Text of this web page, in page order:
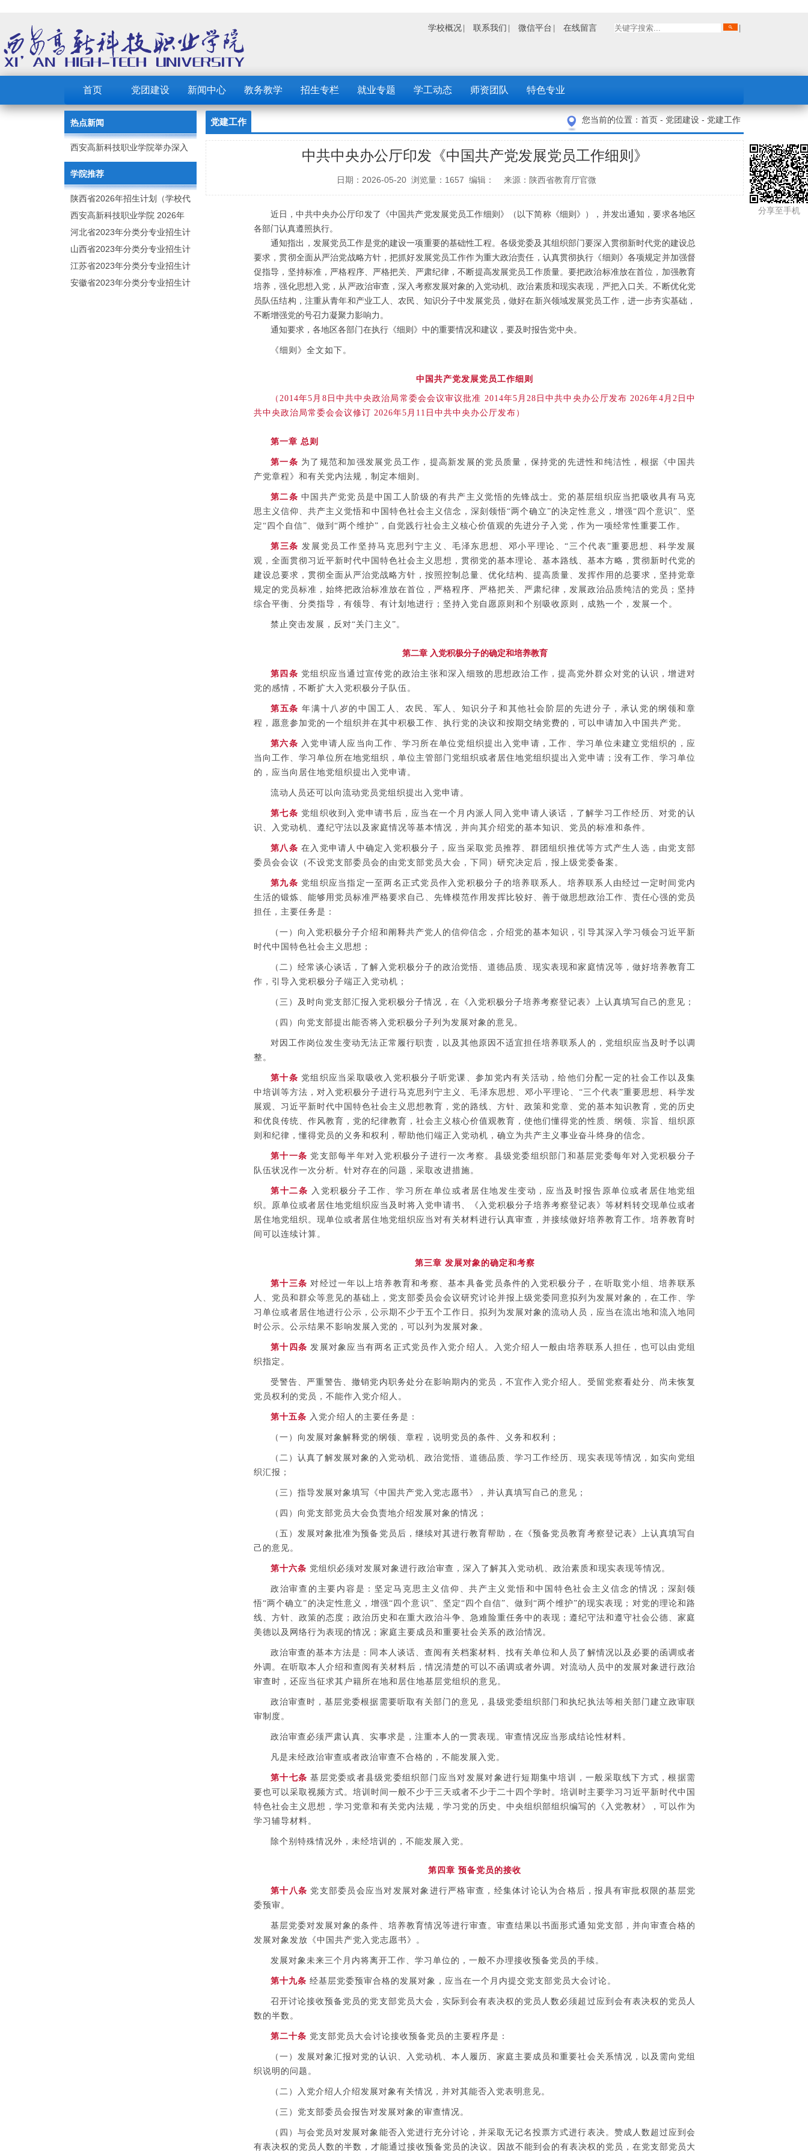
学校概况 联系我们 微信平台 在线留言
首页 党团建设 新闻中心 教务教学 招生专栏 就业专题 学工动态 师资团队 特色专业
热点新闻
西安高新科技职业学院举办深入
贯彻中央八项规定精神学习教育
读书班
学院推荐
陕西省2026年招生计划（学校代
码：8103）
西安高新科技职业学院 2026年
招生章程
河北省2023年分类分专业招生计
划（院校代号：1889）
山西省2023年分类分专业招生计
划（院校代号：5560）
江苏省2023年分类分专业招生计
划（院校代号：8931）
安徽省2023年分类分专业招生计
党建工作 您当前的位置： 首页 - 党团建设 - 党建工作
分享至手机
中共中央办公厅印发《中国共产党发展党员工作细则》
日期：2026-05-20 浏览量：1657 编辑： 来源：陕西省教育厅官微
近日，中共中央办公厅印发了《中国共产党发展党员工作细则》（以下简称《细则》），并发出通知，要求各地区
各部门认真遵照执行。
通知指出，发展党员工作是党的建设一项重要的基础性工程。各级党委及其组织部门要深入贯彻新时代党的建设总
要求，贯彻全面从严治党战略方针，把抓好发展党员工作作为重大政治责任，认真贯彻执行《细则》各项规定并加强督
促指导，坚持标准，严格程序、严格把关、严肃纪律，不断提高发展党员工作质量。要把政治标准放在首位，加强教育
培养，强化思想入党，从严政治审查，深入考察发展对象的入党动机、政治素质和现实表现，严把入口关。不断优化党
员队伍结构，注重从青年和产业工人、农民、知识分子中发展党员，做好在新兴领域发展党员工作，进一步夯实基础，
不断增强党的号召力凝聚力影响力。
通知要求，各地区各部门在执行《细则》中的重要情况和建议，要及时报告党中央。
《细则》全文如下。
中国共产党发展党员工作细则
（2014年5月8日中共中央政治局常委会会议审议批准 2014年5月28日中共中央办公厅发布 2026年4月2日中
共中央政治局常委会会议修订 2026年5月11日中共中央办公厅发布）
第一章 总则
第一条 为了规范和加强发展党员工作，提高新发展的党员质量，保持党的先进性和纯洁性，根据《中国共
产党章程》和有关党内法规，制定本细则。
第二条 中国共产党党员是中国工人阶级的有共产主义觉悟的先锋战士。党的基层组织应当把吸收具有马克
思主义信仰、共产主义觉悟和中国特色社会主义信念，深刻领悟“两个确立”的决定性意义，增强“四个意识”、坚
定“四个自信”、做到“两个维护”，自觉践行社会主义核心价值观的先进分子入党，作为一项经常性重要工作。
第三条 发展党员工作坚持马克思列宁主义、毛泽东思想、邓小平理论、“三个代表”重要思想、科学发展
观，全面贯彻习近平新时代中国特色社会主义思想，贯彻党的基本理论、基本路线、基本方略，贯彻新时代党的
建设总要求，贯彻全面从严治党战略方针，按照控制总量、优化结构、提高质量、发挥作用的总要求，坚持党章
规定的党员标准，始终把政治标准放在首位，严格程序、严格把关、严肃纪律，发展政治品质纯洁的党员；坚持
综合平衡、分类指导，有领导、有计划地进行；坚持入党自愿原则和个别吸收原则，成熟一个，发展一个。
禁止突击发展，反对“关门主义”。
第二章 入党积极分子的确定和培养教育
第四条 党组织应当通过宣传党的政治主张和深入细致的思想政治工作，提高党外群众对党的认识，增进对
党的感情，不断扩大入党积极分子队伍。
第五条 年满十八岁的中国工人、农民、军人、知识分子和其他社会阶层的先进分子，承认党的纲领和章
程，愿意参加党的一个组织并在其中积极工作、执行党的决议和按期交纳党费的，可以申请加入中国共产党。
第六条 入党申请人应当向工作、学习所在单位党组织提出入党申请，工作、学习单位未建立党组织的，应
当向工作、学习单位所在地党组织，单位主管部门党组织或者居住地党组织提出入党申请；没有工作、学习单位
的，应当向居住地党组织提出入党申请。
流动人员还可以向流动党员党组织提出入党申请。
第七条 党组织收到入党申请书后，应当在一个月内派人同入党申请人谈话，了解学习工作经历、对党的认
识、入党动机、遵纪守法以及家庭情况等基本情况，并向其介绍党的基本知识、党员的标准和条件。
第八条 在入党申请人中确定入党积极分子，应当采取党员推荐、群团组织推优等方式产生人选，由党支部
委员会会议（不设党支部委员会的由党支部党员大会，下同）研究决定后，报上级党委备案。
第九条 党组织应当指定一至两名正式党员作入党积极分子的培养联系人。培养联系人由经过一定时间党内
生活的锻炼、能够用党员标准严格要求自己、先锋模范作用发挥比较好、善于做思想政治工作、责任心强的党员
担任，主要任务是：
（一）向入党积极分子介绍和阐释共产党人的信仰信念，介绍党的基本知识，引导其深入学习领会习近平新
时代中国特色社会主义思想；
（二）经常谈心谈话，了解入党积极分子的政治觉悟、道德品质、现实表现和家庭情况等，做好培养教育工
作，引导入党积极分子端正入党动机；
（三）及时向党支部汇报入党积极分子情况，在《入党积极分子培养考察登记表》上认真填写自己的意见；
（四）向党支部提出能否将入党积极分子列为发展对象的意见。
对因工作岗位发生变动无法正常履行职责，以及其他原因不适宜担任培养联系人的，党组织应当及时予以调
整。
第十条 党组织应当采取吸收入党积极分子听党课、参加党内有关活动，给他们分配一定的社会工作以及集
中培训等方法，对入党积极分子进行马克思列宁主义、毛泽东思想、邓小平理论、“三个代表”重要思想、科学发
展观、习近平新时代中国特色社会主义思想教育，党的路线、方针、政策和党章、党的基本知识教育，党的历史
和优良传统、作风教育，党的纪律教育，社会主义核心价值观教育，使他们懂得党的性质、纲领、宗旨、组织原
则和纪律，懂得党员的义务和权利，帮助他们端正入党动机，确立为共产主义事业奋斗终身的信念。
第十一条 党支部每半年对入党积极分子进行一次考察。县级党委组织部门和基层党委每年对入党积极分子
队伍状况作一次分析。针对存在的问题，采取改进措施。
第十二条 入党积极分子工作、学习所在单位或者居住地发生变动，应当及时报告原单位或者居住地党组
织。原单位或者居住地党组织应当及时将入党申请书、《入党积极分子培养考察登记表》等材料转交现单位或者
居住地党组织。现单位或者居住地党组织应当对有关材料进行认真审查，并接续做好培养教育工作。培养教育时
间可以连续计算。
第三章 发展对象的确定和考察
第十三条 对经过一年以上培养教育和考察、基本具备党员条件的入党积极分子，在听取党小组、培养联系
人、党员和群众等意见的基础上，党支部委员会会议研究讨论并报上级党委同意拟列为发展对象的，在工作、学
习单位或者居住地进行公示，公示期不少于五个工作日。拟列为发展对象的流动人员，应当在流出地和流入地同
时公示。公示结果不影响发展入党的，可以列为发展对象。
第十四条 发展对象应当有两名正式党员作入党介绍人。入党介绍人一般由培养联系人担任，也可以由党组
织指定。
受警告、严重警告、撤销党内职务处分在影响期内的党员，不宜作入党介绍人。受留党察看处分、尚未恢复
党员权利的党员，不能作入党介绍人。
第十五条 入党介绍人的主要任务是：
（一）向发展对象解释党的纲领、章程，说明党员的条件、义务和权利；
（二）认真了解发展对象的入党动机、政治觉悟、道德品质、学习工作经历、现实表现等情况，如实向党组
织汇报；
（三）指导发展对象填写《中国共产党入党志愿书》，并认真填写自己的意见；
（四）向党支部党员大会负责地介绍发展对象的情况；
（五）发展对象批准为预备党员后，继续对其进行教育帮助，在《预备党员教育考察登记表》上认真填写自
己的意见。
第十六条 党组织必须对发展对象进行政治审查，深入了解其入党动机、政治素质和现实表现等情况。
政治审查的主要内容是：坚定马克思主义信仰、共产主义觉悟和中国特色社会主义信念的情况；深刻领
悟“两个确立”的决定性意义，增强“四个意识”、坚定“四个自信”、做到“两个维护”的现实表现；对党的理论和路
线、方针、政策的态度；政治历史和在重大政治斗争、急难险重任务中的表现；遵纪守法和遵守社会公德、家庭
美德以及网络行为表现的情况；家庭主要成员和重要社会关系的政治情况。
政治审查的基本方法是：同本人谈话、查阅有关档案材料、找有关单位和人员了解情况以及必要的函调或者
外调。在听取本人介绍和查阅有关材料后，情况清楚的可以不函调或者外调。对流动人员中的发展对象进行政治
审查时，还应当征求其户籍所在地和居住地基层党组织的意见。
政治审查时，基层党委根据需要听取有关部门的意见，县级党委组织部门和执纪执法等相关部门建立政审联
审制度。
政治审查必须严肃认真、实事求是，注重本人的一贯表现。审查情况应当形成结论性材料。
凡是未经政治审查或者政治审查不合格的，不能发展入党。
第十七条 基层党委或者县级党委组织部门应当对发展对象进行短期集中培训，一般采取线下方式，根据需
要也可以采取视频方式。培训时间一般不少于三天或者不少于二十四个学时。培训时主要学习习近平新时代中国
特色社会主义思想，学习党章和有关党内法规，学习党的历史。中央组织部组织编写的《入党教材》，可以作为
学习辅导材料。
除个别特殊情况外，未经培训的，不能发展入党。
第四章 预备党员的接收
第十八条 党支部委员会应当对发展对象进行严格审查，经集体讨论认为合格后，报具有审批权限的基层党
委预审。
基层党委对发展对象的条件、培养教育情况等进行审查。审查结果以书面形式通知党支部，并向审查合格的
发展对象发放《中国共产党入党志愿书》。
发展对象未来三个月内将离开工作、学习单位的，一般不办理接收预备党员的手续。
第十九条 经基层党委预审合格的发展对象，应当在一个月内提交党支部党员大会讨论。
召开讨论接收预备党员的党支部党员大会，实际到会有表决权的党员人数必须超过应到会有表决权的党员人
数的半数。
第二十条 党支部党员大会讨论接收预备党员的主要程序是：
（一）发展对象汇报对党的认识、入党动机、本人履历、家庭主要成员和重要社会关系情况，以及需向党组
织说明的问题。
（二）入党介绍人介绍发展对象有关情况，并对其能否入党表明意见。
（三）党支部委员会报告对发展对象的审查情况。
（四）与会党员对发展对象能否入党进行充分讨论，并采取无记名投票方式进行表决。赞成人数超过应到会
有表决权的党员人数的半数，才能通过接收预备党员的决议。因故不能到会的有表决权的党员，在党支部党员大